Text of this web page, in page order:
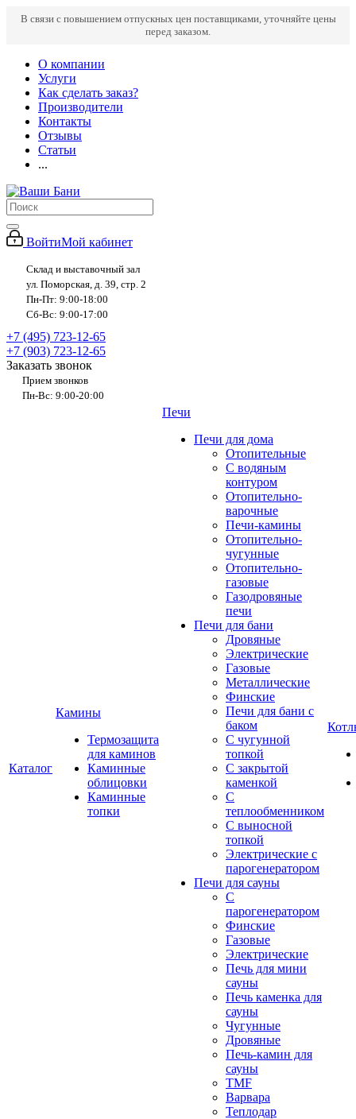
В связи с повышением отпускных цен поставщиками, уточняйте цены
перед заказом.
О компании
Услуги
Как сделать заказ?
Производители
Контакты
Отзывы
Статьи
...
ВойтиМой кабинет
Склад и выставочный зал
ул. Поморская, д. 39, стр. 2
Пн-Пт: 9:00-18:00
Сб-Вс: 9:00-17:00
+7 (495) 723-12-65
+7 (903) 723-12-65
Заказать звонок
Прием звонков
Пн-Вс: 9:00-20:00
Каталог
Камины
Термозащита
для каминов
Каминные
облицовки
Каминные
топки
Печи
Печи для дома
Отопительные
C водяным
контуром
Отопительно-
варочные
Печи-камины
Отопительно-
чугунные
Отопительно-
газовые
Газодровяные
печи
Печи для бани
Дровяные
Электрические
Газовые
Металлические
Финские
Печи для бани с
баком
С чугунной
топкой
С закрытой
каменкой
С
теплообменником
С выносной
топкой
Электрические с
парогенератором
Печи для сауны
С
парогенератором
Финские
Газовые
Электрические
Печь для мини
сауны
Печь каменка для
сауны
Чугунные
Дровяные
Печь-камин для
сауны
TMF
Варвара
Теплодар